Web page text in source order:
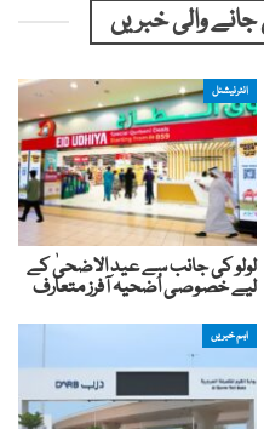
والی خبریں
انٹرنیشنل
لولو کی جانب سے عید الاضحیٰ کے
لیے خصوصی اُضحیہ آفرز متعارف
اہم خبریں